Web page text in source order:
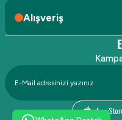
Alışveriş
App